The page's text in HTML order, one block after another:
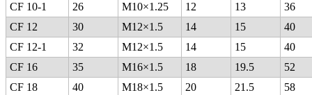
CF 10-1
26 M10×1.25 12 13
36
CF 12
30 M12×1.5 14 15
40
CF 12-1
32 M12×1.5 14 15
40
CF 16
35 M16×1.5 18 19.5
52
CF 18
40 M18×1.5 20 21.5
58